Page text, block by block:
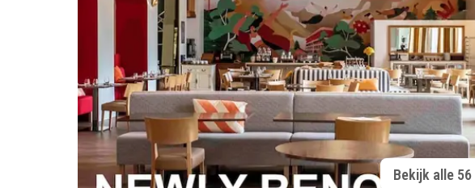
Bekijk alle